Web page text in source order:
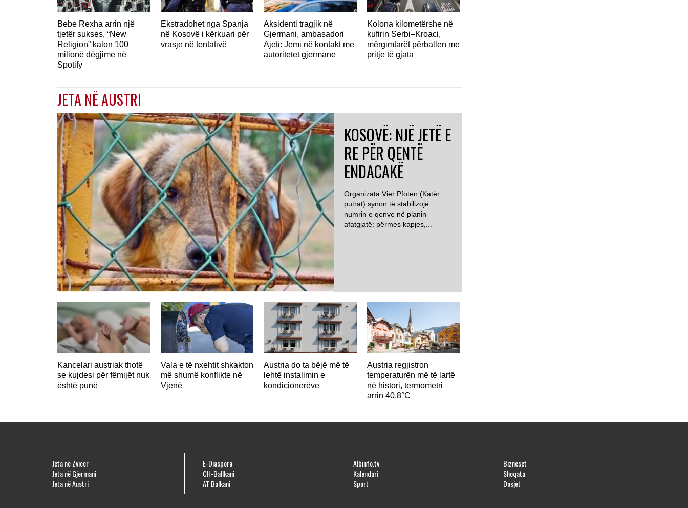
Bebe Rexha arrin një
tjetër sukses, “New
Religion” kalon 100
milionë dëgjime në
Spotify
Ekstradohet nga Spanja
në Kosovë i kërkuari për
vrasje në tentativë
Aksidenti tragjik në
Gjermani, ambasadori
Ajeti: Jemi në kontakt me
autoritetet gjermane
Kolona kilometërshe në
kufirin Serbi–Kroaci,
mërgimtarët përballen me
pritje të gjata
JETA NË AUSTRI
KOSOVË: NJË JETË E
RE PËR QENTË
ENDACAKË
Organizata Vier Pfoten (Katër
putrat) synon të stabilizojë
numrin e qenve në planin
afatgjatë: përmes kapjes,...
Kancelari austriak thotë
se kujdesi për fëmijët nuk
është punë
Vala e të nxehtit shkakton
më shumë konflikte në
Vjenë
Austria do ta bëjë më të
lehtë instalimin e
kondicionerëve
Austria regjistron
temperaturën më të lartë
në histori, termometri
arrin 40.8°C
Jeta në Zvicër
Jeta në Gjermani
Jeta në Austri
E-Diaspora
CH-Ballkani
AT Balkani
Albinfo.tv
Kalendari
Sport
Bizneset
Shoqata
Dosjet